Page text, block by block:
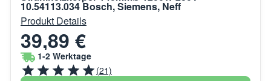
10.54113.034 Bosch, Siemens, Neff
Produkt Details
39,89 €
1-2 Werktage
(21)